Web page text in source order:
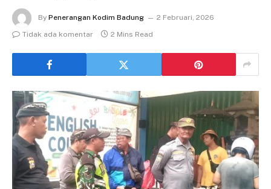
By Penerangan Kodim Badung
2 Februari, 2026
Tidak ada komentar
2 Mins Read